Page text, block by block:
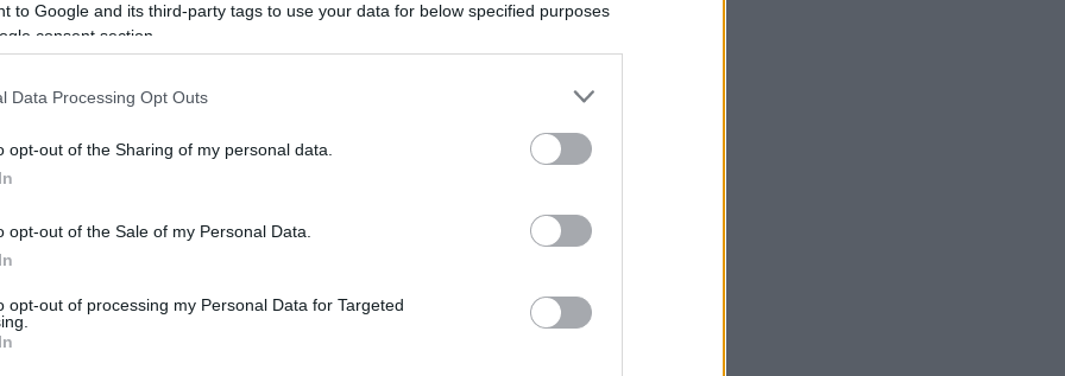
to Google and its third-party tags to use your data for below specified purposes
consent section.
Data Processing Opt Outs
opt-out of the Sharing of my personal data.
opt-out of the Sale of my Personal Data.
opt-out of processing my Personal Data for Targeted
Sroczyńskie; Sroczyńskiej; Sroczyńskim; Sroczyńskimi